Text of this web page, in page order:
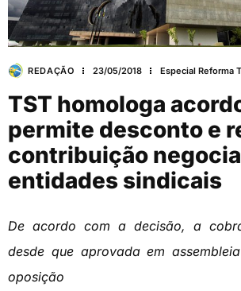
REDAÇÃO 23/05/2018 Especial Reforma
TST homologa
permite desconto e
contribuição
entidades sindicais
De acordo com a decisão, a
desde que aprovada em
oposição